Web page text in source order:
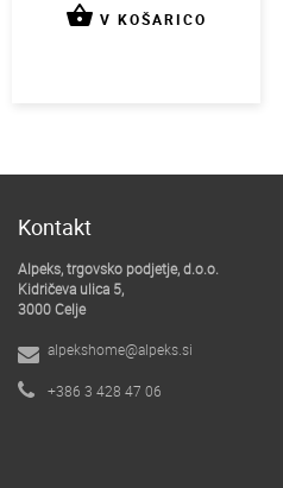
shopping_basket V KOŠARICO
Kontakt
Alpeks, trgovsko podjetje, d.o.o.
Kidričeva ulica 5,
3000 Celje
alpekshome@alpeks.si
+386 3 428 47 06